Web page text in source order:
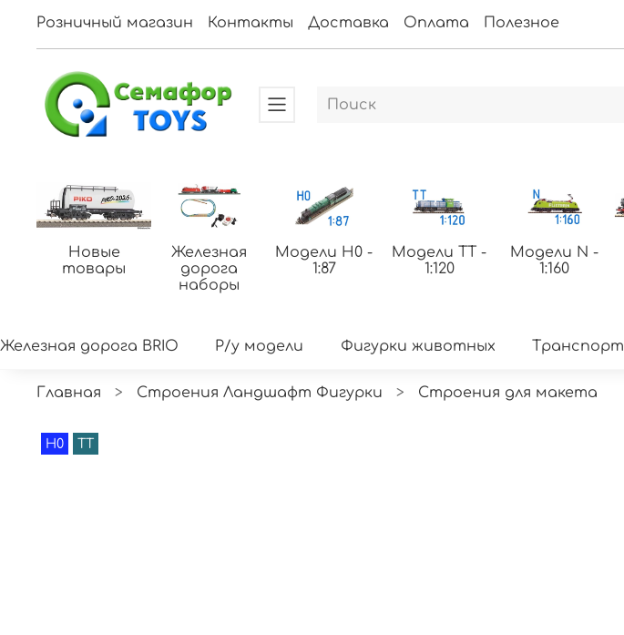
Розничный магазин Контакты Доставка Оплата Полезное
Новые
товары
Железная
дорога
наборы
Модели H0 -
1:87
Модели ТТ -
1:120
Модели N -
1:160
Железная дорога BRIO Р/у модели Фигурки животных Транспорт
Главная Строения Ландшафт Фигурки Строения для макета
H0 TT